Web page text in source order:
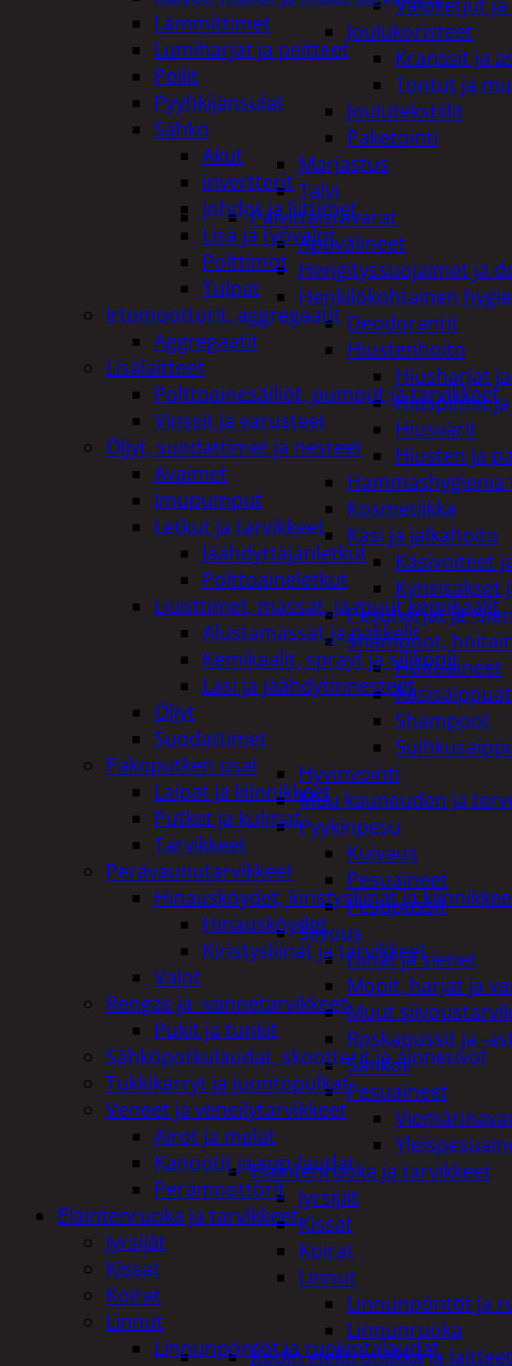
Joulukoristeet
Kranssit ja
Tontut ja
Joulutekstiilit
Paketointi
Marjastus
Talvi
Päivittäistavarat
Apuvälineet
Hengityssuojaimet ja
Henkilökohtainen
Deodorantit
Hiustenhoito
Hiusharjat
Hiuspinnit
Hiusvärit
Hiusten ja
Kosmetiikka
Käsi ja jalkahoito
Käsivoiteet
Kynsisakset
Pesuharjat ja -
Shampoot,
Hoitoaineet
Käsisaippuat
Shampoot
Hyvinvointi
Muu kauneuden ja
Pyykinpesu
Kuivaus
Pesuaineet
Pesupussit
Siivous
Liinat ja sienet
Mopit, harjat ja
Muut
Roskapussit ja -
Sankot
Pesuaineet
Eläintenruoka ja tarvikkeet
Jyrsijät
Kissat
Koirat
Linnut
Linnunpöntöt ja
Linnunruoka
Kodin elektroniikka ja laitteet
Lämmittimet
Lumiharjat ja peitteet
Peilit
Pyyhkijänsulat
Sähkö
Akut
invertterit
Johdot ja liittimet
Lisä ja työvalot
Polttimot
Tulpat
Irtomoottorit, aggregaatit
Aggregaatit
Lisälaitteet
Polttoainesäiliöt, pumput ja tarvikkeet
Vinssit ja varusteet
Öljyt, suodattimet ja nesteet
Avaimet
Imupumput
Letkut ja tarvikkeet
Jäähdyttäjänletkut
Polttoaineletkut
Liuottimet, massat, ja muut kemikaalit
Alustamassat ja pakkelit
Kemikaalit, sprayt ja silikonit
Lasi ja jäähdytinnesteet
Öljyt
Suodattimet
Pakoputken osat
Laipat ja kiinnikkeet
Putket ja kulmat
Tarvikkeet
Perävaunutarvikkeet
Hinausköydet, kiristysliinat ja
Hinausköydet
Kiristysliinat ja tarvikkeet
Valot
Rengas ja -vannetarvikkeet
Pukit ja tunkit
Sähköpotkulaudat, skootterit ja ajoneuvot
Tukkikärryt ja juontopulkat
Veneet ja veneilytarvikkeet
Airot ja melat
Kanootit ja sup-laudat
Perämoottorit
Eläintenruoka ja tarvikkeet
Jyrsijät
Kissat
Koirat
Linnut
Linnunpöntöt ja ruokintalaudat